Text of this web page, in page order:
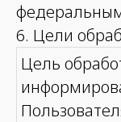
6. Цели
Цель